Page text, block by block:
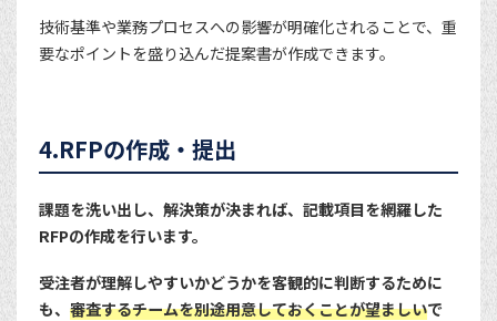
技術基準や業務プロセスへの影響が明確化されることで、重
要なポイントを盛り込んだ提案書が作成できます。
4.RFPの作成・提出
課題を洗い出し、解決策が決まれば、記載項目を網羅した
RFPの作成を行います。
受注者が理解しやすいかどうかを客観的に判断するために
も、 審査するチームを別途用意しておくことが望ましいで